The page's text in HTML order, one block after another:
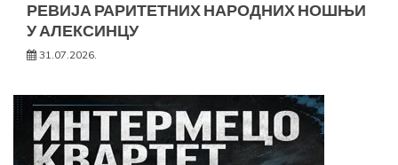
РЕВИЈА РАРИТЕТНИХ НАРОДНИХ НОШЊИ
У АЛЕКСИНЦУ
31.07.2026.